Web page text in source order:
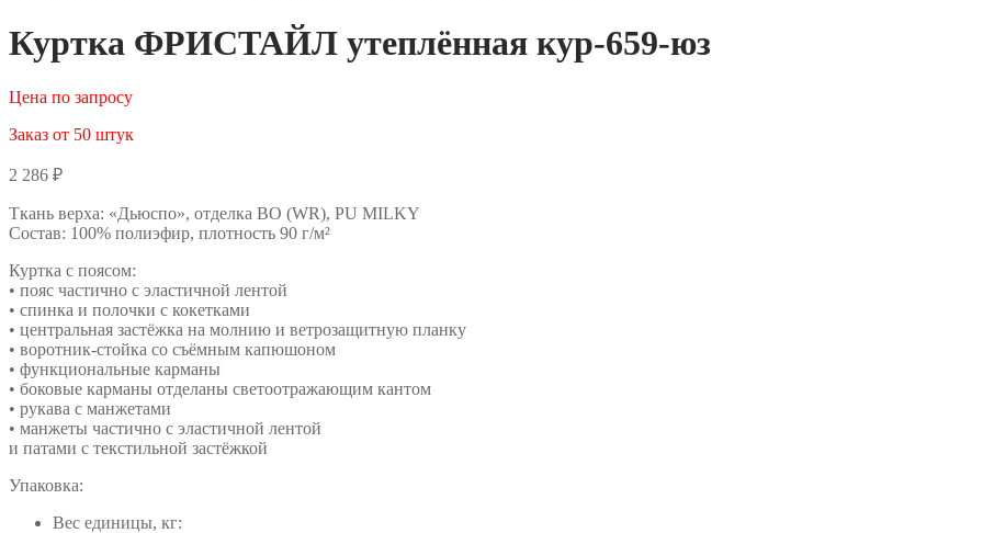
Куртка ФРИСТАЙЛ утеплённая кур-659-юз
Цена по запросу
Заказ от 50 штук
2 286 ₽
Ткань верха: «Дьюспо», отделка ВО (WR), PU MILKY
Состав: 100% полиэфир, плотность 90 г/м²
Куртка с поясом:
• пояс частично с эластичной лентой
• спинка и полочки с кокетками
• центральная застёжка на молнию и ветрозащитную планку
• воротник-стойка со съёмным капюшоном
• функциональные карманы
• боковые карманы отделаны светоотражающим кантом
• рукава с манжетами
• манжеты частично с эластичной лентой
и патами с текстильной застёжкой
Упаковка:
Вес единицы, кг: